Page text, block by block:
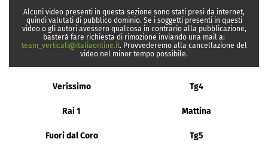
Alcuni video presenti in questa sezione sono stati presi da internet,
quindi valutati di pubblico dominio. Se i soggetti presenti in questi
video o gli autori avessero qualcosa in contrario alla pubblicazione,
basterà fare richiesta di rimozione inviando una mail a:
team_verticali@italiaonline.it. Provvederemo alla cancellazione del
video nel minor tempo possibile.
Verissimo Tg4
Rai 1 Mattina
Fuori dal Coro Tg5